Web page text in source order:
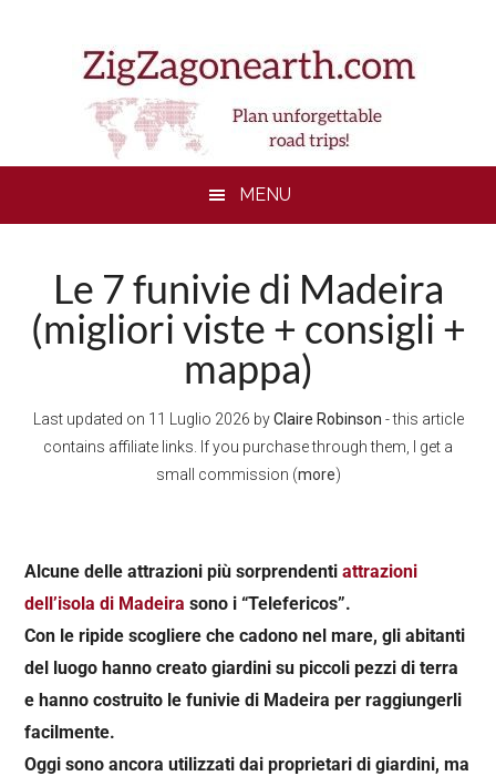
MENU
Le 7 funivie di Madeira
(migliori viste + consigli +
mappa)
Last updated on 11 Luglio 2026 byClaire Robinson - this article
contains affiliate links. If you purchase through them, I get a
small commission (more)
Alcune delle attrazioni più sorprendentiattrazioni
dell’isola di Madeira sono i “Telefericos”.
Con le ripide scogliere che cadono nel mare, gli abitanti
del luogo hanno creato giardini su piccoli pezzi di terra
e hanno costruito le funivie di Madeira per raggiungerli
facilmente.
Oggi sono ancora utilizzati dai proprietari di giardini, ma